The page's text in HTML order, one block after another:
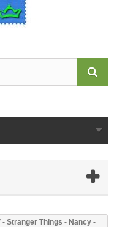
- Stranger Things - Nancy -